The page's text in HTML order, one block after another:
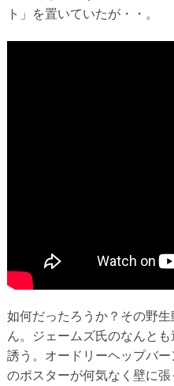
ト」を置いていたが・・。
如何だったろうか？その野
ん。ジェームズ氏のなんと
誘う。オードリーヘップバー
のポスターが何気なく壁に